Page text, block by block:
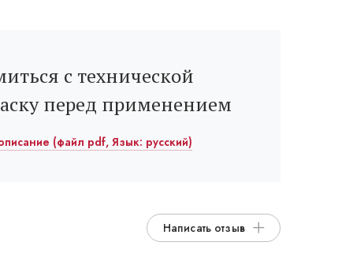
с технической
перед применением
(файл pdf, Язык: русский)
Написать отзыв